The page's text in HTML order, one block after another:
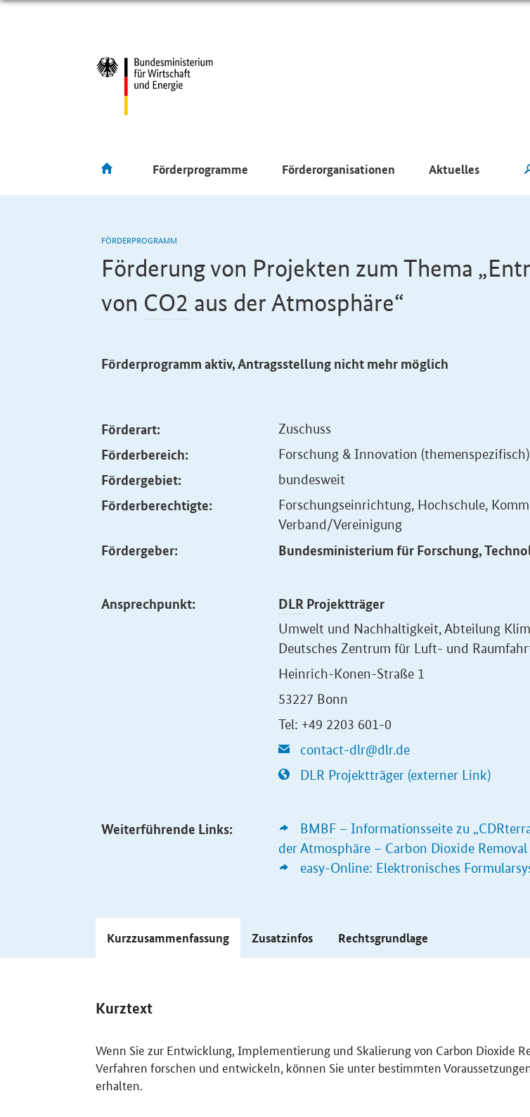
Förderprogramme Förderorganisationen Aktuelles
FÖRDERPROGRAMM
Förderung von Projekten zum Thema
von CO2 aus der Atmosphäre“
Förderprogramm aktiv, Antragsstellung nicht mehr möglich
Förderart: Zuschuss
Förderbereich: Forschung & Innovation (themenspezifisch)
Fördergebiet: bundesweit
Förderberechtigte:
Forschungseinrichtung, Hochschule,
Verband/Vereinigung
Fördergeber: Bundesministerium für Forschung,
Ansprechpunkt: DLR Projektträger
Umwelt und Nachhaltigkeit, Abteilung
Deutsches Zentrum für Luft- und
Heinrich-Konen-Straße 1
53227 Bonn
Tel: +49 2203 601-0
contact-dlr@dlr.de
DLR Projektträger (externer Link)
Weiterführende Links: BMBF – Informationsseite zu „
der Atmosphäre – Carbon Dioxide Removal
easy-Online: Elektronisches
Kurzzusammenfassung Zusatzinfos Rechtsgrundlage
Kurztext
Wenn Sie zur Entwicklung, Implementierung und Skalierung von Carbon Dioxide
Verfahren forschen und entwickeln, können Sie unter bestimmten
erhalten.